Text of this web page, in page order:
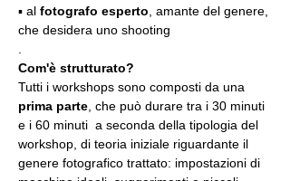
▪️ al fotografo esperto , amante del genere,
che desidera uno shooting
Com'è strutturato?
Tutti i workshops sono composti da una
prima parte , che può durare tra i 30 minuti
e i 60 minuti  a seconda della tipologia del
workshop, di teoria iniziale riguardante il
genere fotografico trattato: impostazioni di